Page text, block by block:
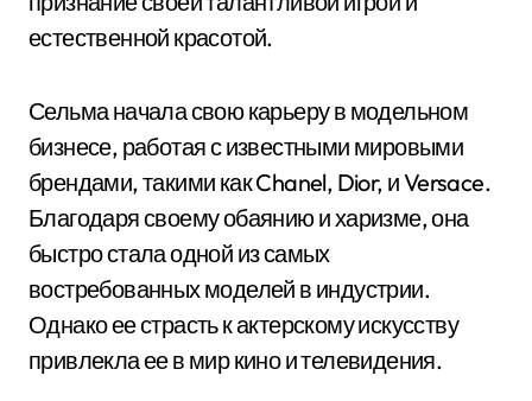
естественной красотой.
Сельма начала свою карьеру в модельном
бизнесе, работая с известными мировыми
брендами, такими как Chanel, Dior, и Versace.
Благодаря своему обаянию и харизме, она
быстро стала одной из самых
востребованных моделей в индустрии.
Однако ее страсть к актерскому искусству
привлекла ее в мир кино и телевидения.